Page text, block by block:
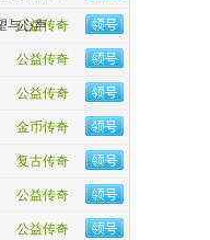
公益传奇
与心声
公益传奇
公益传奇
金币传奇
复古传奇
公益传奇
公益传奇